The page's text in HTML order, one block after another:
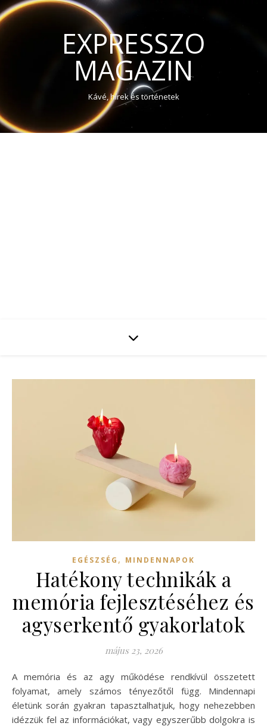
EXPRESSZO
MAGAZIN
Kávé, hírek és történetek
EGÉSZSÉG , MINDENNAPOK
Hatékony technikák a
memória fejlesztéséhez és
agyserkentő gyakorlatok
május 23, 2026
A memória és az agy működése rendkívül összetett
folyamat, amely számos tényezőtől függ. Mindennapi
életünk során gyakran tapasztalhatjuk, hogy nehezebben
idézzük fel az információkat, vagy egyszerűbb dolgokra is